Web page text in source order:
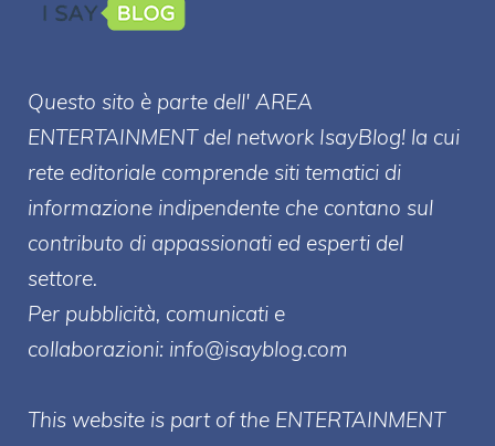
Questo sito è parte dell' AREA
ENTERTAINMENT del network IsayBlog! la cui
rete editoriale comprende siti tematici di
informazione indipendente che contano sul
contributo di appassionati ed esperti del
settore.
Per pubblicità, comunicati e
collaborazioni: info@isayblog.com
This website is part of the ENTERTAINMENT